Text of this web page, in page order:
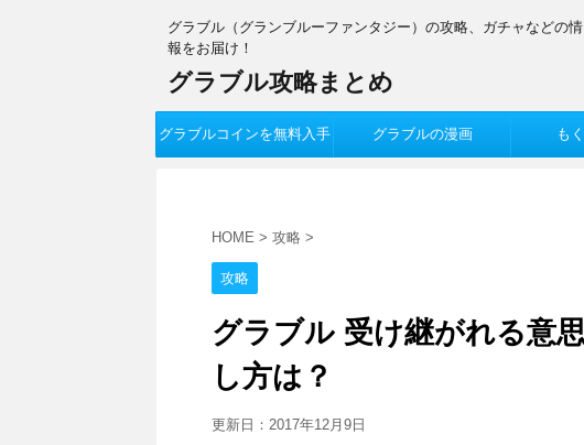
グラブル（グランブルーファンタジー）の攻略、ガチャなどの情
報をお届け！
グラブル攻略まとめ
グラブルコインを無料入手 グラブルの漫画 も
HOME > 攻略 >
攻略
グラブル 受け継がれる意
し方は？
更新日： 2017年12月9日